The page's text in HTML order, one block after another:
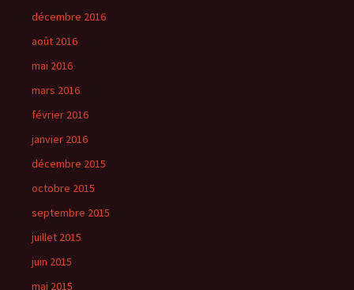
décembre 2016
août 2016
mai 2016
mars 2016
février 2016
janvier 2016
décembre 2015
octobre 2015
septembre 2015
juillet 2015
juin 2015
mai 2015